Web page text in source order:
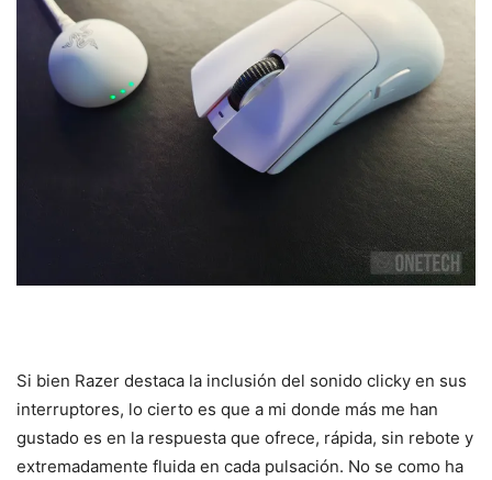
Si bien Razer destaca la inclusión del sonido clicky en sus
interruptores, lo cierto es que a mi donde más me han
gustado es en la respuesta que ofrece, rápida, sin rebote y
extremadamente fluida en cada pulsación. No se como ha